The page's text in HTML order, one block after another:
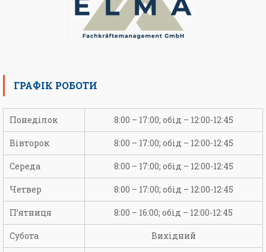
ГРАФІК РОБОТИ
Понеділок 8:00 – 17:00; обід – 12:00-12:45
Вівторок 8:00 – 17:00; обід – 12:00-12:45
Середа 8:00 – 17:00; обід – 12:00-12:45
Четвер 8:00 – 17:00; обід – 12:00-12:45
П’ятниця 8:00 – 16:00; обід – 12:00-12:45
Субота Вихідний